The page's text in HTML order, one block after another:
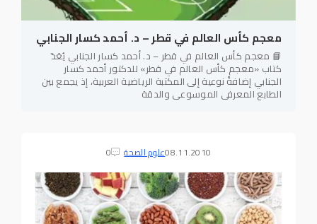
معجم كأس العالم في قطر – د. أحمد كسار الجنابي
📘 معجم كأس العالم في قطر – د. أحمد كسار الجنابي يُعَدّ
كتاب «معجم كأس العالم في قطر» للدكتور أحمد كسار
الجنابي إضافةً نوعية إلى المكتبة الرياضية العربية، إذ يجمع بين
الطابع المعرفي الموسوعي والدقة
08.11.2010علوم الصحة 0